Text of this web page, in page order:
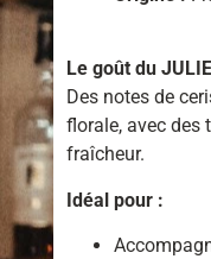
Le goût du
Des notes de
florale, avec des
fraîcheur.
Idéal pour :